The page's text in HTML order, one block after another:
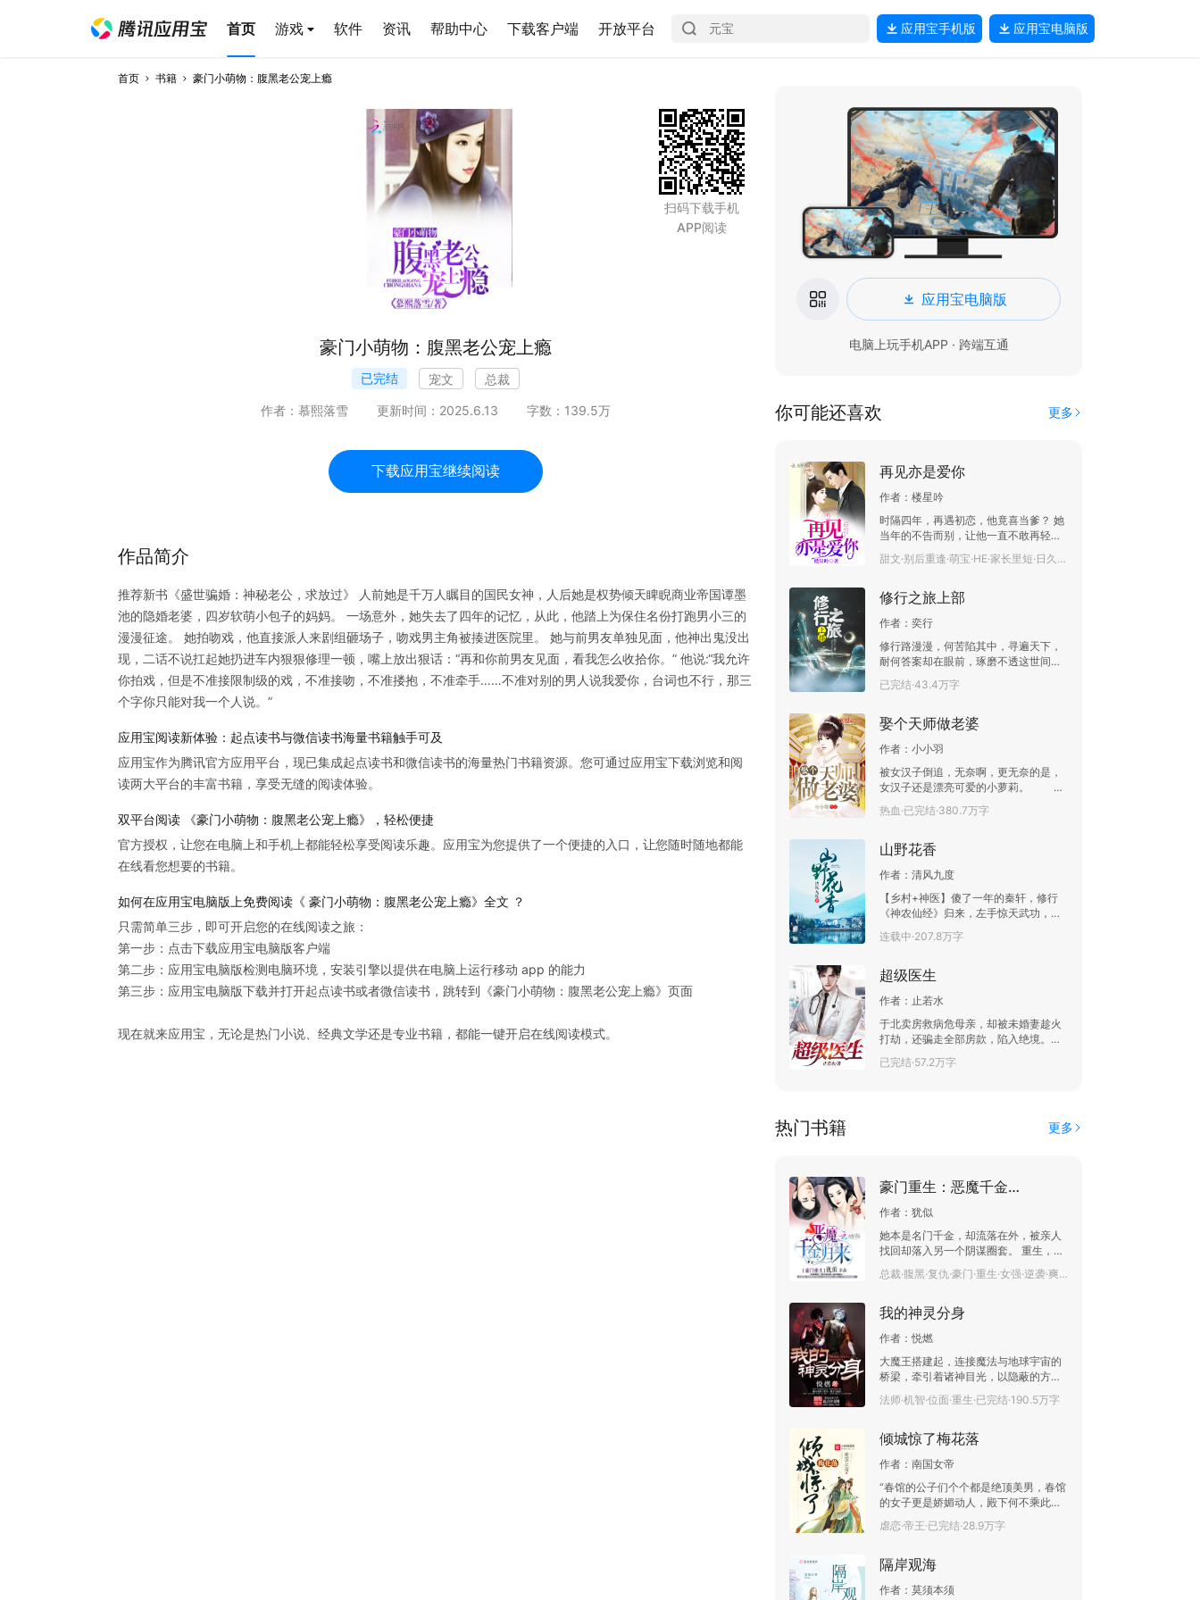
首页 游戏 软件 资讯 帮助中心 下载客户端 开放平台 应用宝手机版 应用宝电脑版
首页 书籍 豪门小萌物：腹黑老公宠上瘾
豪门小萌物：腹黑老公宠上瘾
已完结 宠文 总裁
作者： 慕熙落雪 更新时间： 2025.6.13 字数： 139.5万
下载应用宝继续阅读
扫码下载手机
APP阅读
作品简介
推荐新书《盛世骗婚：神秘老公，求放过》 人前她是千万人瞩目的国民女神，人后她是权势倾天睥睨商业帝国谭墨
池的隐婚老婆，四岁软萌小包子的妈妈。 一场意外，她失去了四年的记忆，从此，他踏上为保住名份打跑男小三的
漫漫征途。 她拍吻戏，他直接派人来剧组砸场子，吻戏男主角被揍进医院里。 她与前男友单独见面，他神出鬼没出
现，二话不说扛起她扔进车内狠狠修理一顿，嘴上放出狠话：“再和你前男友见面，看我怎么收拾你。” 他说:“我允许
你拍戏，但是不准接限制级的戏，不准接吻，不准搂抱，不准牵手……不准对别的男人说我爱你，台词也不行，那三
个字你只能对我一个人说。”
应用宝阅读新体验：起点读书与微信读书海量书籍触手可及
应用宝作为腾讯官方应用平台，现已集成起点读书和微信读书的海量热门书籍资源。您可通过应用宝下载浏览和阅
读两大平台的丰富书籍，享受无缝的阅读体验。
双平台阅读 《豪门小萌物：腹黑老公宠上瘾》，轻松便捷
官方授权，让您在电脑上和手机上都能轻松享受阅读乐趣。应用宝为您提供了一个便捷的入口，让您随时随地都能
在线看您想要的书籍。
如何在应用宝电脑版上免费阅读《 豪门小萌物：腹黑老公宠上瘾》全文 ？
只需简单三步，即可开启您的在线阅读之旅：
第一步：点击下载应用宝电脑版客户端
第二步：应用宝电脑版检测电脑环境，安装引擎以提供在电脑上运行移动 app 的能力
第三步：应用宝电脑版下载并打开起点读书或者微信读书，跳转到《豪门小萌物：腹黑老公宠上瘾》页面
现在就来应用宝，无论是热门小说、经典文学还是专业书籍，都能一键开启在线阅读模式。
应用宝电脑版
电脑上玩手机APP · 跨端互通
你可能还喜欢 更多
再见亦是爱你
作者： 楼星吟
时隔四年，再遇初恋，他竟喜当爹？ 她
当年的不告而别，让他一直不敢再轻涉
感情。 结果，这一次再碰面，她竟有了
孩子！ 天缘际会，他发现对她很在乎，
求她的时候，自家亲妈给他一个惊天大
合法妻子！ 这，这是怎么一回事？
………… 新书《皇叔的咸鱼爱妃手握空间
灵泉》已发布！
甜文·别后重逢·萌宝·HE·家长里短·日久生情·姐弟恋·甜宠·已完结·5.3万字
修行之旅上部
作者： 奕行
修行路漫漫，何苦陷其中，寻遍天下，
耐何答案却在眼前，琢磨不透这世间悲
怆，行到无路时，该往何方去！
已完结·43.4万字
娶个天师做老婆
作者： 小小羽
被女汉子倒追，无奈啊，更无奈的是，
女汉子还是漂亮可爱的小萝莉。 普
通大学生，年轻的古董保养师刘易阳意
外的得到了上古神器传承，不管他愿不
一步一步踏向巅峰。
热血·已完结·380.7万字
山野花香
作者： 清风九度
【乡村+神医】傻了一年的秦轩，修行
《神农仙经》归来，左手惊天武功，右
手绝世医术，带领村民发家致富，种蔬
菜，建工厂，开办农家乐……一路高歌
轩看着无数来采访的记者，无比真诚的
连载中·207.8万字
超级医生
作者： 止若水
于北卖房救病危母亲，却被未婚妻趁火
打劫，还骗走全部房款，陷入绝境。却
意外获得奇门医术、五行技能传承。那
些蔑视我的人，后悔莫及；欺负我的
已完结·57.2万字
热门书籍 更多
豪门重生：恶魔千金归来
作者： 犹似
她本是名门千金，却流落在外，被亲人
找回却落入另一个阴谋圈套。 重生，她
挟着复仇的怒焰，养女伪善，继母继妹
贪婪，她就偏要将她们打回原形，渣男
侮辱爱！” 任你们鬼魅魍魉粉墨登场，
己的商业王国，坐拥亿万家财，璀璨夺
目令世界瞩目。 某帝国财阀总裁：“先
盖个章宣告所有权，我会等你慢慢长
于股掌之中，权利倾轧她游刃有余，阴
男女身心干净，高宠撒狗粮文，求支
持！ 新书《表哥万福》——
总裁·腹黑·复仇·豪门·重生·女强·逆袭·爽文·已完结·437.7万字
我的神灵分身
作者：悦燃
大魔王搭建起，连接魔法与地球宇宙的
桥梁，牵引着诸神目光，以隐蔽的方式
从天而降，微笑：“我带来了力量、荣
耀、权柄和死亡！” 吴辰接过魔王
道：“还有什么选项？”
法师·机智·位面·重生·已完结·190.5万字
倾城惊了梅花落
作者： 南国女帝
“春馆的公子们个个都是绝顶美男，春馆
的女子更是娇媚动人，殿下何不乘此机
会享受一番再走呢？” 她偷梁换柱成了
周家小姐，入宫后又顺利成了他的太子
虐恋·帝王·已完结·28.9万字
隔岸观海
作者： 莫须本须